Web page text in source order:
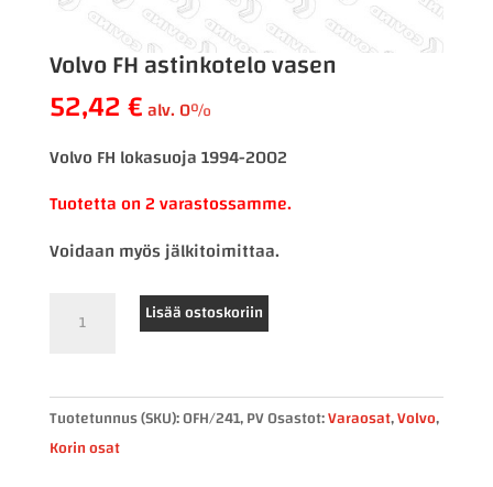
Volvo FH astinkotelo vasen
52,42€alv. 0%
Volvo FH lokasuoja 1994-2002
Tuotetta on 2 varastossamme.
Voidaan myös jälkitoimittaa.
vasen
määrä
Lisää ostoskoriin
Tuotetunnus (SKU):0FH/241, PVOsastot:Varaosat,Volvo,
Korin osat